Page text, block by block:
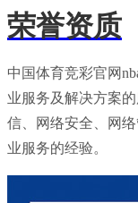
荣誉资质
中国体育竞彩官网
业服务及解决方案
信、网络安全、网
业服务的经验。